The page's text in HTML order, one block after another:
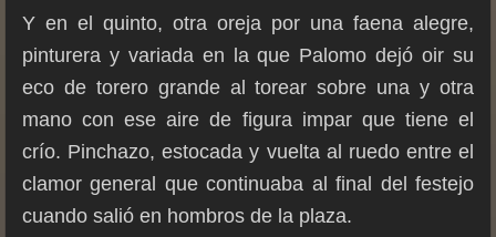
Y en el quinto, otra oreja por una faena alegre,
pinturera y variada en la que Palomo dejó oir su
eco de torero grande al torear sobre una y otra
mano con ese aire de figura impar que tiene el
crío. Pinchazo, estocada y vuelta al ruedo entre el
clamor general que continuaba al final del festejo
cuando salió en hombros de la plaza.